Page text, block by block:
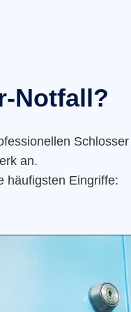
Notfall?
an.
häufigsten Eingriffe: